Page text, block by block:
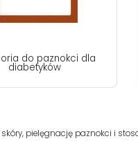
do paznokci dla
diabetyków
pielęgnację paznokci i